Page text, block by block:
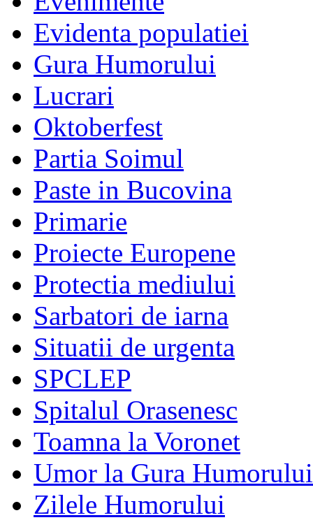
Evidenta populatiei
Gura Humorului
Lucrari
Oktoberfest
Partia Soimul
Paste in Bucovina
Primarie
Proiecte Europene
Protectia mediului
Sarbatori de iarna
Situatii de urgenta
SPCLEP
Spitalul Orasenesc
Toamna la Voronet
Umor la Gura Humorului
Zilele Humorului